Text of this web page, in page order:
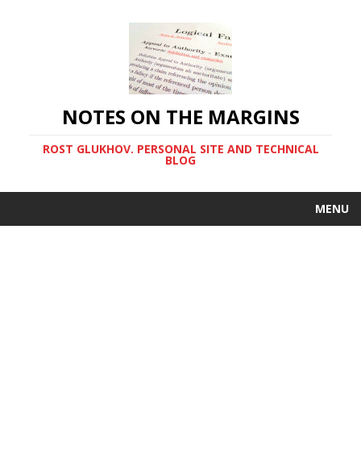
NOTES ON THE MARGINS
ROST GLUKHOV. PERSONAL SITE AND TECHNICAL
BLOG
MENU